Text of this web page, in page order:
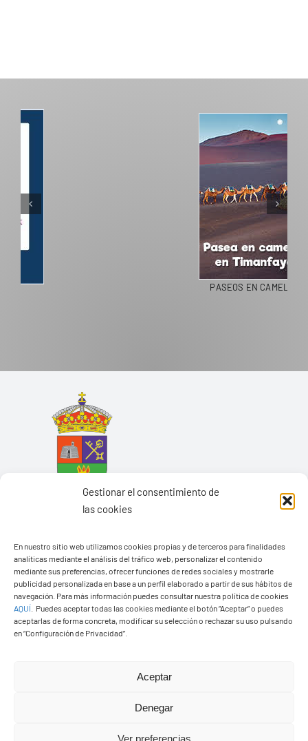
Gestionar el consentimiento de
las cookies
En nuestro sitio web utilizamos cookies propias y de terceros para finalidades
analíticas mediante el análisis del tráfico web, personalizar el contenido
mediante sus preferencias, ofrecer funciones de redes sociales y mostrarle
publicidad personalizada en base a un perfil elaborado a partir de sus hábitos de
navegación. Para más información puedes consultar nuestra política de cookies
AQUÍ
Puedes aceptar todas las cookies mediante el botón “Aceptar” o puedes
aceptarlas de forma concreta, modificar su selección o rechazar su uso pulsando
en “Configuración de Privacidad”.
Aceptar
Denegar
Ver preferencias
Ayuntamiento de Yaiza
Pza. de Los Remedios, 1
35570 – Yaiza
Tel:928 83 62 20